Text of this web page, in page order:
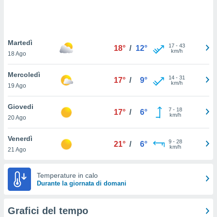
In
ti
per
nel
utilizzati
o
Martedì
18 Ago
18° / 12° 17- 43
km/h
Mercoledì
19 Ago
17° / 9° 14- 31
km/h
Giovedi
20 Ago
17° / 6° 7- 18
km/h
Venerdì
21 Ago
21° / 6° 9- 28
km/h
Temperature in calo
Durante la giornata di domani
Grafici del tempo